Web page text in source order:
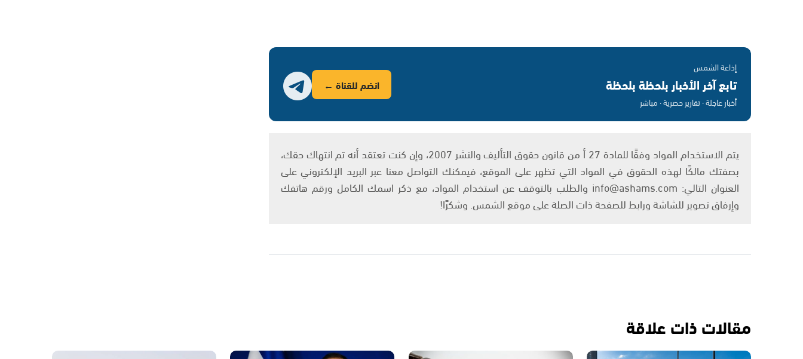
إذاعة الشمس
تابع آخر الأخبار بلحظة بلحظة
أخبار عاجلة · تقارير حصرية · مباشر
انضم للقناة ←
يتم الاستخدام المواد وفقًا للمادة 27 أ من قانون حقوق التأليف والنشر 2007، وإن كنت تعتقد أنه تم انتهاك حقك،
بصفتك مالكًا لهذه الحقوق في المواد التي تظهر على الموقع، فيمكنك التواصل معنا عبر البريد الإلكتروني على
العنوان التالي: info@ashams.com والطلب بالتوقف عن استخدام المواد، مع ذكر اسمك الكامل ورقم هاتفك
وإرفاق تصوير للشاشة ورابط للصفحة ذات الصلة على موقع الشمس. وشكرًا!
مقالات ذات علاقة